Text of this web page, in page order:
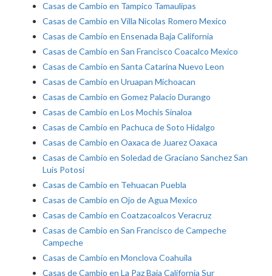
Casas de Cambio en Tampico Tamaulipas
Casas de Cambio en Villa Nicolas Romero Mexico
Casas de Cambio en Ensenada Baja California
Casas de Cambio en San Francisco Coacalco Mexico
Casas de Cambio en Santa Catarina Nuevo Leon
Casas de Cambio en Uruapan Michoacan
Casas de Cambio en Gomez Palacio Durango
Casas de Cambio en Los Mochis Sinaloa
Casas de Cambio en Pachuca de Soto Hidalgo
Casas de Cambio en Oaxaca de Juarez Oaxaca
Casas de Cambio en Soledad de Graciano Sanchez San
Luis Potosi
Casas de Cambio en Tehuacan Puebla
Casas de Cambio en Ojo de Agua Mexico
Casas de Cambio en Coatzacoalcos Veracruz
Casas de Cambio en San Francisco de Campeche
Campeche
Casas de Cambio en Monclova Coahuila
Casas de Cambio en La Paz Baja California Sur